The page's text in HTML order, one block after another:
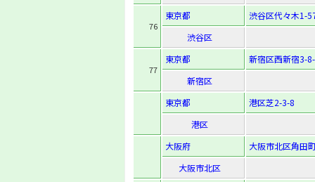
76
東京都
渋谷区代々木1-
渋谷区
77
東京都
新宿区西新宿3-
新宿区
東京都
港区芝2-3-8
港区
大阪府
大阪市北区角田
大阪市北区